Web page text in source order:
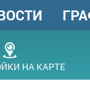
НА КАРТЕ